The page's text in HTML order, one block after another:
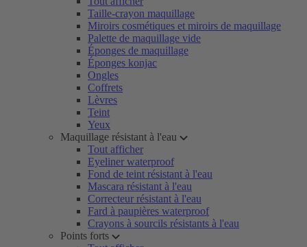
Taille-crayon maquillage
Miroirs cosmétiques et miroirs de maquillage
Palette de maquillage vide
Éponges de maquillage
Éponges konjac
Ongles
Coffrets
Lèvres
Teint
Yeux
Maquillage résistant à l'eau
Tout afficher
Eyeliner waterproof
Fond de teint résistant à l'eau
Mascara résistant à l'eau
Correcteur résistant à l'eau
Fard à paupières waterproof
Crayons à sourcils résistants à l'eau
Points forts